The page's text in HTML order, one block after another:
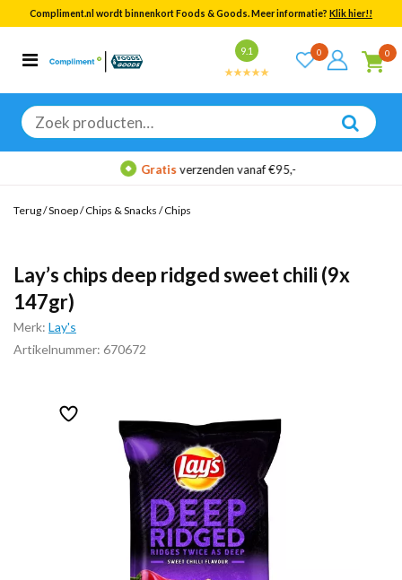
Compliment.nl wordt binnenkort Foods & Goods. Meer informatie? Klik hier!!
9.1 0 0
Zoeken
naar:
Categorieën
Bekijk alle resultaten
Gratisverzenden vanaf €95,-
Terug/Snoep/Chips & Snacks /Chips
Lay’s chips deep ridged sweet chili (9x
147gr)
Merk: Lay's
Artikelnummer: 670672